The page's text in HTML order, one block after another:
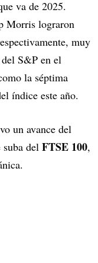
va de 2025.
Morris lograron
muy
S&P en el
la séptima
índice este año.
un avance del
del FTSE 100,